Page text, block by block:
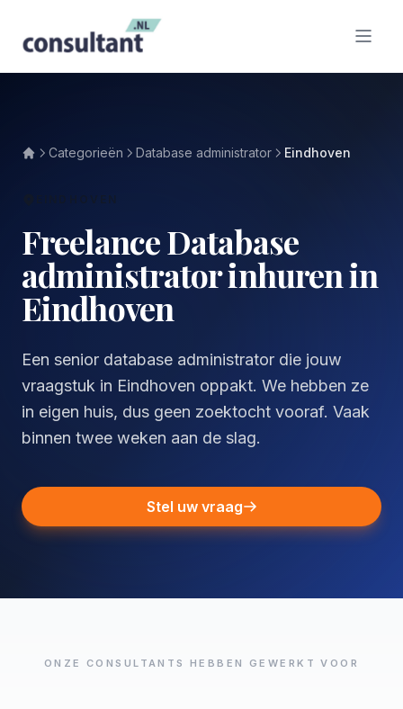
Categorieën Database administrator Eindhoven
Freelance Database
administrator inhuren in
Eindhoven
Een senior database administrator die jouw
vraagstuk in Eindhoven oppakt. We hebben ze
in eigen huis, dus geen zoektocht vooraf. Vaak
binnen twee weken aan de slag.
Stel uw vraag
ONZE CONSULTANTS HEBBEN GEWERKT VOOR